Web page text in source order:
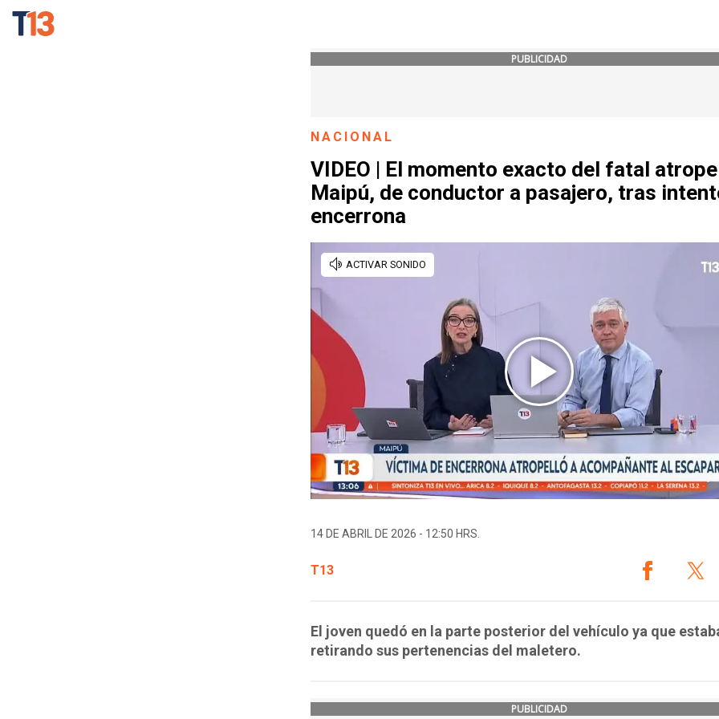
PUBLICIDAD
NACIONAL
VIDEO | El momento exacto del fatal
Maipú, de conductor a pasajero, tras
encerrona
14 DE ABRIL DE 2026 - 12:50 HRS.
T13
El joven quedó en la parte posterior del vehículo ya que
retirando sus pertenencias del maletero.
PUBLICIDAD